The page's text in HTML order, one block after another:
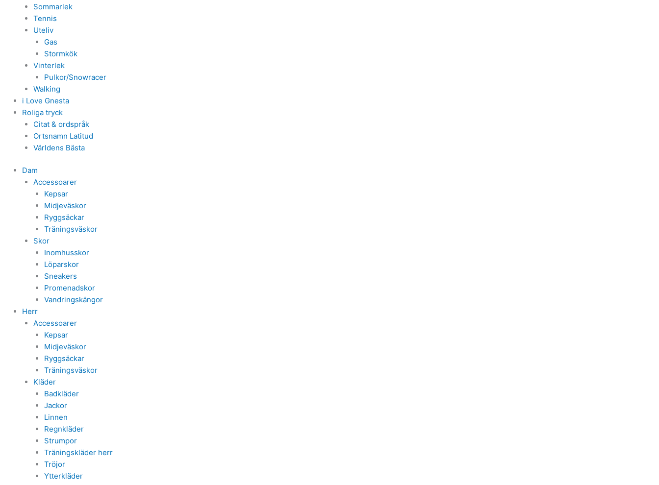
Sommarlek
Tennis
Uteliv
Gas
Stormkök
Vinterlek
Pulkor/Snowracer
Walking
i Love Gnesta
Roliga tryck
Citat & ordspråk
Ortsnamn Latitud
Världens Bästa
Dam
Accessoarer
Kepsar
Midjeväskor
Ryggsäckar
Träningsväskor
Skor
Inomhusskor
Löparskor
Sneakers
Promenadskor
Vandringskängor
Herr
Accessoarer
Kepsar
Midjeväskor
Ryggsäckar
Träningsväskor
Kläder
Badkläder
Jackor
Linnen
Regnkläder
Strumpor
Träningskläder herr
Tröjor
Ytterkläder